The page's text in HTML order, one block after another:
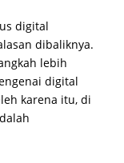
digital
dibaliknya.
lebih
digital
karena itu, di